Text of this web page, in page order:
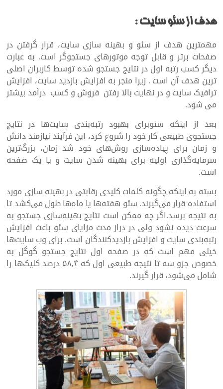
هدف از سئو سایت:
مهمترین هدف از سئو و بهینه سازی سایت، قرار گرفتن در
صفحات برتر و قابل توجه موتورهای جستجوگر است. به عبارت
دیگر کسب رتبه اول در نتایج جستجو شده توسط کاربران اصلی
ترین هدف آن است . زیرا منجر به افزایش بازدید سایت، افزایش
ترافیک سایت و در نهایت بالا رفتن فروش و کسب درآمد بیشتر
می شود.
بعد از اینکه سئوبرای بهبود رتبه‌بندی سایت‌ها در نتایج
جستجوی طبیعی کار خود را شروع کرد، این فرآیند نیازمند دانش
و زمان برای پیاده‌سازی روش‌های خود شد زمان، بزرگ‌ترین
سرمایه‌گذاری اولیه برای بهینه شدن سایت و یا یک صفحه
است.
بسته به اینکه چگونه کلمات کلیدی رقابتی در بهینه سازی مورد
استفاده قرار می‌گیرند. سئو هفته‌ها یا ماه‌ها طول می‌کشد تا
به نتیجه برسد.اگر چه ممکن است نتایج بهینه‌سازی جستجو به
سرعت دیده نشود ولی در دراز مدت مزایای سئو باعث افزایش
رتبه‌بندی سایت و افزایش بازدیدکنندگان است. برای وب سایت‌ها
خیلی مهم است که در صفحه اول نتایج جستجو گوگل به
خصوص جزو سه تا نتیجه طبیعی اول که ۵۸٫۴ درصد کلیک‌ها را
شامل می‌شود، قرار گیرند.